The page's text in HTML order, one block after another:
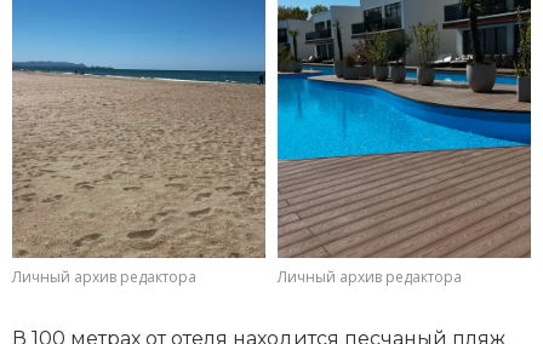
Личный архив редактора Личный архив редактора
В 100 метрах от отеля находится песчаный пляж